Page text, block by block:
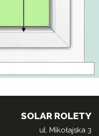
SOLAR ROLETY
ul. Mikołajska 3